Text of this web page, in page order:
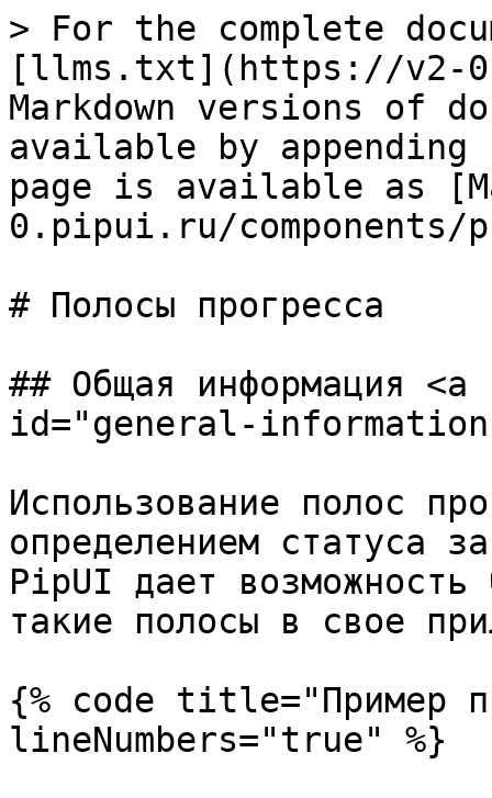
> For the complete
[llms.txt](https://v2-
Markdown versions of
available by
page is available as
0.pipui.ru/components/
# Полосы прогресса
## Общая информация
id="general-
Использование полос
определением статуса
PipUI дает возможность
такие полосы в свое
{% code title="Пример
lineNumbers="true" %}